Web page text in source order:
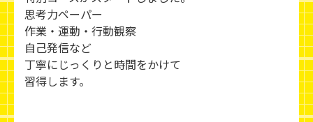
思考力ペーパー
作業・運動・行動観察
自己発信など
丁寧にじっくりと時間をかけて
習得します。